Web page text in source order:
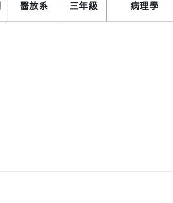
醫放系 三年級 病理學